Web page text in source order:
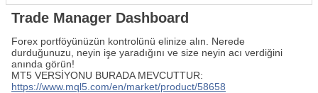
Trade Manager Dashboard
Forex portföyünüzün kontrolünü elinize alın. Nerede
durduğunuzu, neyin işe yaradığını ve size neyin acı verdiğini
anında görün!
MT5 VERSİYONU BURADA MEVCUTTUR:
https://www.mql5.com/en/market/product/58658